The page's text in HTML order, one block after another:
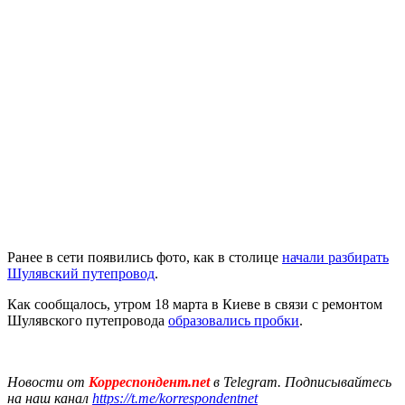
Ранее в сети появились фото, как в столице начали разбирать
Шулявский путепровод.
Как сообщалось, утром 18 марта в Киеве в связи с ремонтом
Шулявского путепровода образовались пробки.
Новости от Корреспондент.netв Telegram. Подписывайтесь
на наш канал https://t.me/korrespondentnet